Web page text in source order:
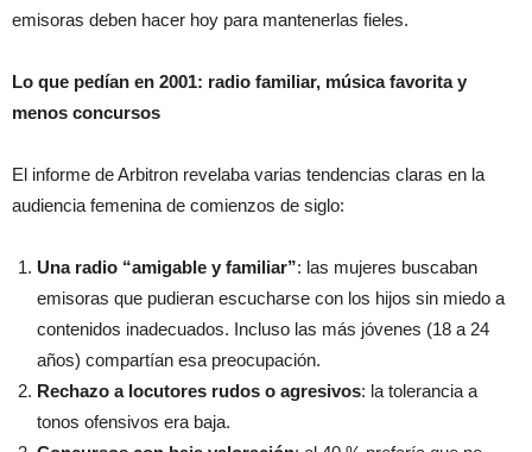
emisoras deben hacer hoy para mantenerlas fieles.
Lo que pedían en 2001: radio familiar, música favorita y
menos concursos
El informe de Arbitron revelaba varias tendencias claras en la
audiencia femenina de comienzos de siglo:
Una radio “amigable y familiar”: las mujeres buscaban
emisoras que pudieran escucharse con los hijos sin miedo a
contenidos inadecuados. Incluso las más jóvenes (18 a 24
años) compartían esa preocupación.
Rechazo a locutores rudos o agresivos: la tolerancia a
tonos ofensivos era baja.